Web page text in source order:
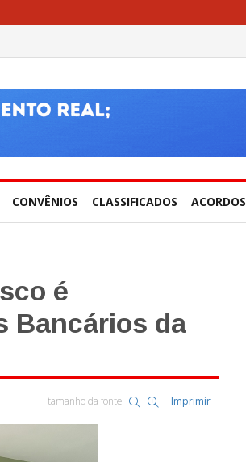
CONVÊNIOS CLASSIFICADOS ACORDOS
é
Bancários da
tamanho da fonte Imprimir